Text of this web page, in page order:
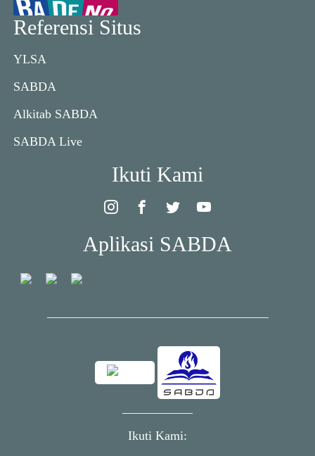
Referensi Situs
YLSA
SABDA
Alkitab SABDA
SABDA Live
Ikuti Kami
Aplikasi SABDA
Ikuti Kami: